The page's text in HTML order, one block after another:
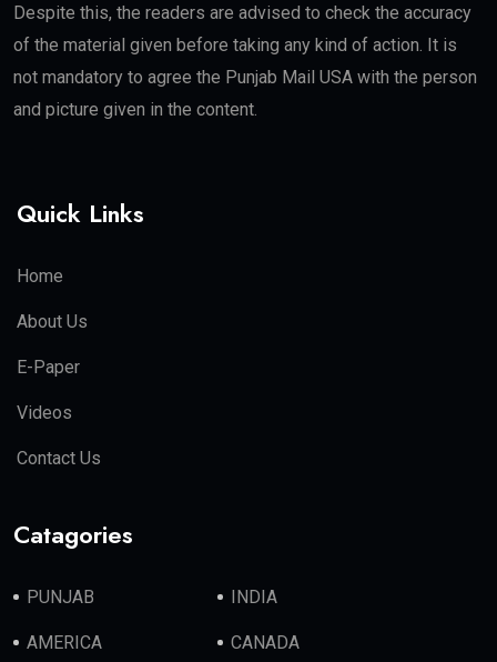
Despite this, the readers are advised to check the accuracy
of the material given before taking any kind of action. It is
not mandatory to agree the Punjab Mail USA with the person
and picture given in the content.
Quick Links
Home
About Us
E-Paper
Videos
Contact Us
Catagories
PUNJAB INDIA
AMERICA CANADA